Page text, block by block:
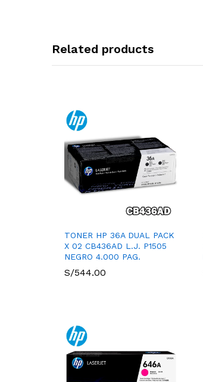
Related products
TONER HP 36A DUAL PACK
X 02 CB436AD L.J. P1505
NEGRO 4.000 PAG.
S/544.00